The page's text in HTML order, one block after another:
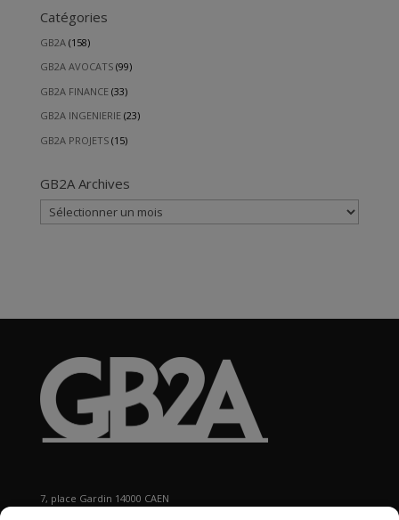
Catégories
GB2A(158)
GB2A AVOCATS(99)
GB2A FINANCE(33)
GB2A INGENIERIE(23)
GB2A PROJETS(15)
GB2A Archives
GB2A
Archives
7, place Gardin 14000 CAEN